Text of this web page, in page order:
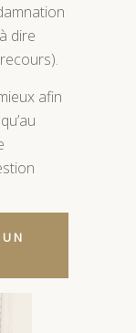
dire
afin